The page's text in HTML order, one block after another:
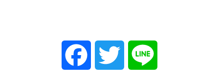
Facebook Twitter